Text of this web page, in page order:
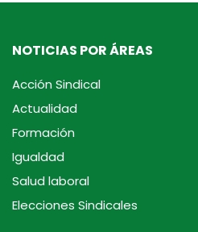
NOTICIAS POR ÁREAS
Acción Sindical
Actualidad
Formación
Igualdad
Salud laboral
Elecciones Sindicales